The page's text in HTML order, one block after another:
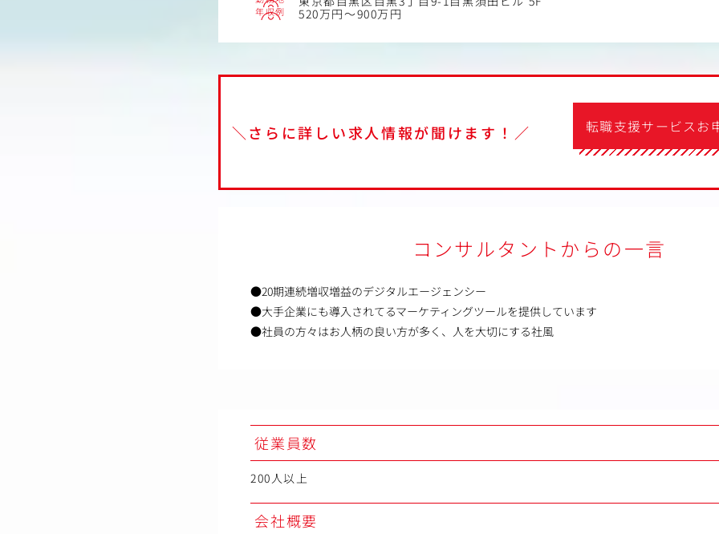
年収例 520万円～900万円
＼さらに詳しい求人情報が聞けます！／ 転職支援サービスお
コンサルタントからの一言
●20期連続増収増益のデジタルエージェンシー
●大手企業にも導入されてるマーケティングツールを提供しています
●社員の方々はお人柄の良い方が多く、人を大切にする社風
従業員数
200人以上
会社概要